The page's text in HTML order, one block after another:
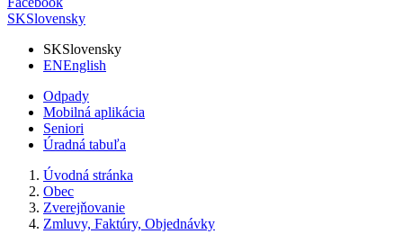
SKSlovensky
SKSlovensky
ENEnglish
Odpady
Mobilná aplikácia
Seniori
Úradná tabuľa
Úvodná stránka
Obec
Zverejňovanie
Zmluvy, Faktúry, Objednávky